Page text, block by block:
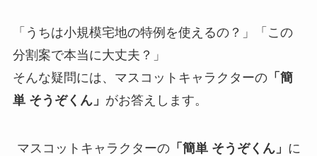
「うちは小規模宅地の特例を使えるの？」「この
分割案で本当に大丈夫？」
そんな疑問には、マスコットキャラクターの「簡
単 そうぞくん」 がお答えします。
マスコットキャラクターの「簡単 そうぞくん」 に